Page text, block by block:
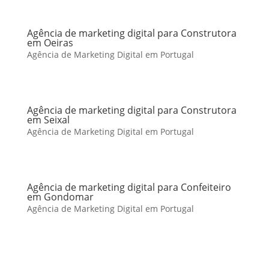
Agência de marketing digital para Construtora
em Oeiras
Agência de Marketing Digital em Portugal
Agência de marketing digital para Construtora
em Seixal
Agência de Marketing Digital em Portugal
Agência de marketing digital para Confeiteiro
em Gondomar
Agência de Marketing Digital em Portugal